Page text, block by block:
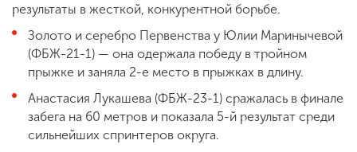
результаты в жесткой, конкурентной борьбе.
Золото и серебро Первенства у Юлии Маринычевой
(ФБЖ-21-1) — она одержала победу в тройном
прыжке и заняла 2-е место в прыжках в длину.
Анастасия Лукашева (ФБЖ-23-1) сражалась в финале
забега на 60 метров и показала 5-й результат среди
сильнейших спринтеров округа.